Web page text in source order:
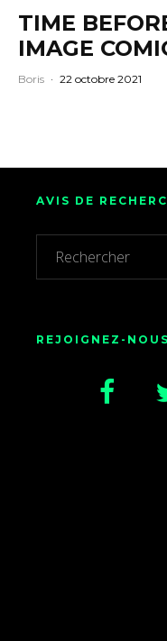
TIME
IMAGE
Boris · 22 octobre 2021
AVIS DE
REJOIGNEZ-